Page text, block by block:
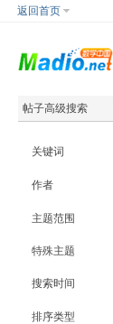
返回首页
帖子高级搜索
关键词
作者
主题范围
特殊主题
搜索时间
排序类型